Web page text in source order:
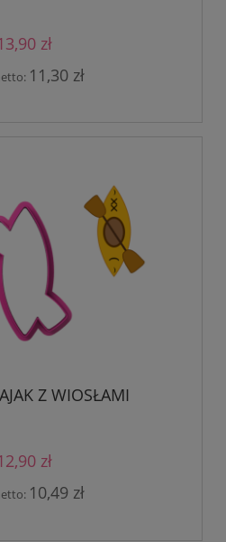
zł
11,30 zł
Z WIOSŁAMI
zł
10,49 zł